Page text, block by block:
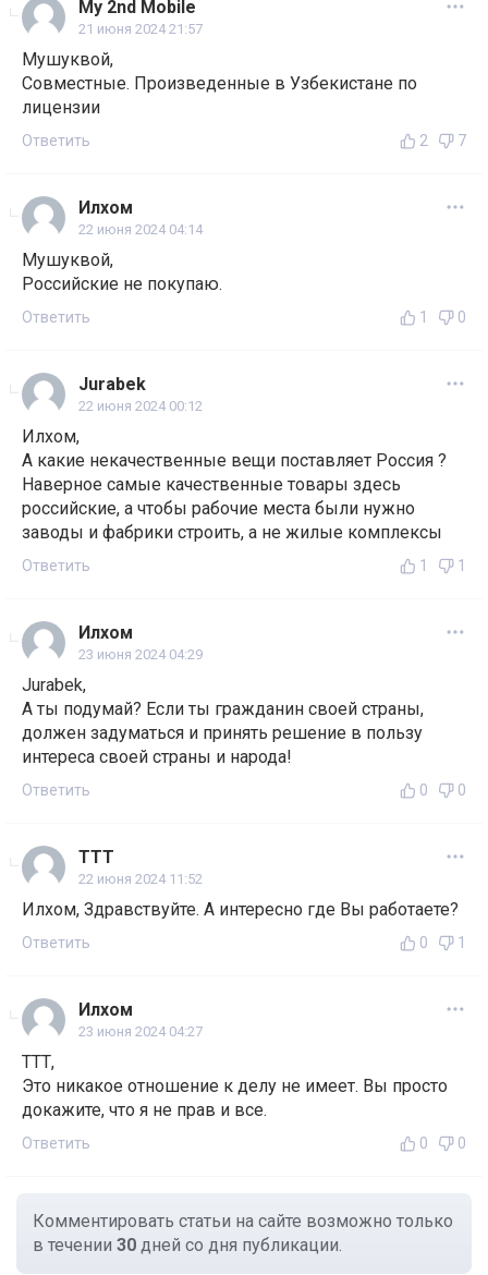
My 2nd Mobile
21 июня 2024 21:57
Мушуквой,
Совместные. Произведенные в Узбекистане по
лицензии
Ответить 2 7
Илхом
22 июня 2024 04:14
Мушуквой,
Российские не покупаю.
Ответить 1 0
Jurabek
22 июня 2024 00:12
Илхом,
А какие некачественные вещи поставляет Россия ?
Наверное самые качественные товары здесь
российские, а чтобы рабочие места были нужно
заводы и фабрики строить, а не жилые комплексы
Ответить 1 1
Илхом
23 июня 2024 04:29
Jurabek,
А ты подумай? Если ты гражданин своей страны,
должен задуматься и принять решение в пользу
интереса своей страны и народа!
Ответить 0 0
ТТТ
22 июня 2024 11:52
Илхом, Здравствуйте. А интересно где Вы работаете?
Ответить 0 1
Илхом
23 июня 2024 04:27
ТТТ,
Это никакое отношение к делу не имеет. Вы просто
докажите, что я не прав и все.
Ответить 0 0
Комментировать статьи на сайте возможно только
в течении 30 дней со дня публикации.